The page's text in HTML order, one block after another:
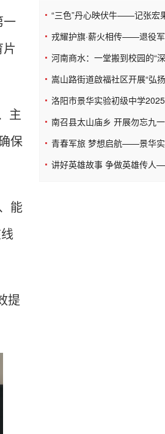
一
片
主
保
能
提
“三色”丹心映伏牛——记张宏
戎耀护旗·薪火相传——退役
河南商水：一堂搬到校园的“
嵩山路街道啟福社区开展“弘
洛阳市景华实验初级中学
南召县太山庙乡 开展勿忘九
青春军旅 梦想启航——景华
讲好英雄故事 争做英雄传人